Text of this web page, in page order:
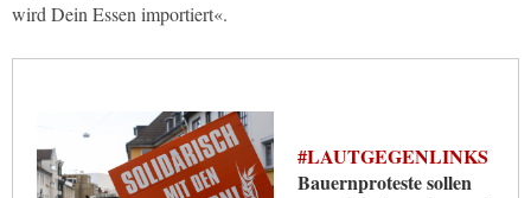
wird Dein Essen importiert«.
#LAUTGEGENLINKS
Bauernproteste sollen